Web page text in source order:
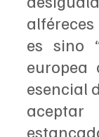
es sino
europea
esencial